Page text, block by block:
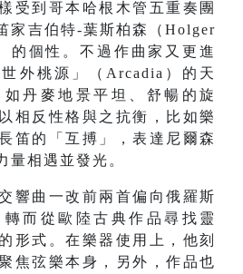
受到哥本哈根木管五重奏團
家吉伯特-葉斯柏森（Holger
的個性。不過作曲家又更進
外桃源」（Arcadia）的天
丹麥地景平坦、舒暢的旋
相反性格與之抗衡，比如樂
笛的「互搏」，表達尼爾森
量相遇並發光。
響曲一改前兩首偏向俄羅斯
而從歐陸古典作品尋找靈
形式。在樂器使用上，他刻
焦弦樂本身，另外，作品也